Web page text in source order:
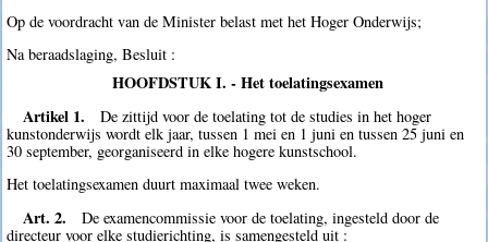
Op de voordracht van de Minister belast met het Hoger Onderwijs;
Na beraadslaging, Besluit :
HOOFDSTUK I. - Het toelatingsexamen
Artikel 1.
De zittijd voor de toelating tot de studies in het hoger
kunstonderwijs wordt elk jaar, tussen 1 mei en 1 juni en tussen 25 juni en
30 september, georganiseerd in elke hogere kunstschool.
Het toelatingsexamen duurt maximaal twee weken.
Art. 2.
De examencommissie voor de toelating, ingesteld door de
directeur voor elke studierichting, is samengesteld uit :